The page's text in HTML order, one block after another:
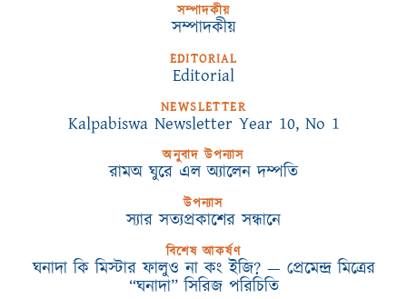
সম্পাদকীয়
সম্পাদকীয়
EDITORIAL
Editorial
NEWSLETTER
Kalpabiswa Newsletter Year 10, No 1
অনুবাদ উপন্যাস
রামঅ ঘুরে এল অ্যালেন দম্পতি
উপন্যাস
স্যার সত্যপ্রকাশের সন্ধানে
বিশেষ আকর্ষণ
ঘনাদা কি মিস্টার ফালুও না কং ইজি? — প্রেমেন্দ্র মিত্রের
“ঘনাদা” সিরিজ পরিচিতি